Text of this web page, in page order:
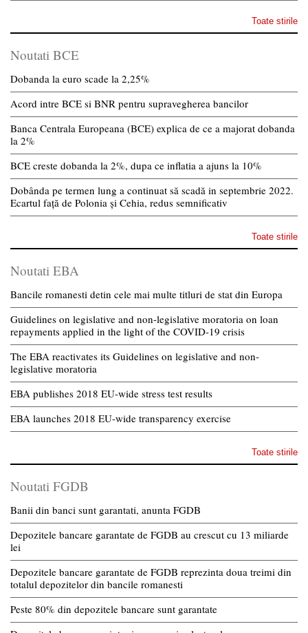
Toate stirile
Noutati BCE
Dobanda la euro scade la 2,25%
Acord intre BCE si BNR pentru supravegherea bancilor
Banca Centrala Europeana (BCE) explica de ce a majorat dobanda
la 2%
BCE creste dobanda la 2%, dupa ce inflatia a ajuns la 10%
Dobânda pe termen lung a continuat să scadă in septembrie 2022.
Ecartul față de Polonia și Cehia, redus semnificativ
Toate stirile
Noutati EBA
Bancile romanesti detin cele mai multe titluri de stat din Europa
Guidelines on legislative and non-legislative moratoria on loan
repayments applied in the light of the COVID-19 crisis
The EBA reactivates its Guidelines on legislative and non-
legislative moratoria
EBA publishes 2018 EU-wide stress test results
EBA launches 2018 EU-wide transparency exercise
Toate stirile
Noutati FGDB
Banii din banci sunt garantati, anunta FGDB
Depozitele bancare garantate de FGDB au crescut cu 13 miliarde
lei
Depozitele bancare garantate de FGDB reprezinta doua treimi din
totalul depozitelor din bancile romanesti
Peste 80% din depozitele bancare sunt garantate